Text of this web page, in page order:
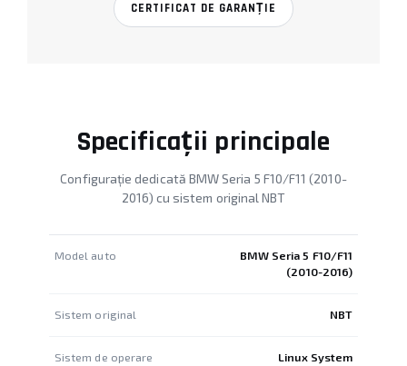
CERTIFICAT DE GARANȚIE
Specificații principale
Configurație dedicată BMW Seria 5 F10/F11 (2010-
2016) cu sistem original NBT
Model auto
BMW Seria 5 F10/F11
(2010-2016)
Sistem original NBT
Sistem de operare Linux System